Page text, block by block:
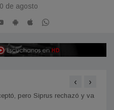
de agosto
pero Siprus rechazó y va
‹ ›